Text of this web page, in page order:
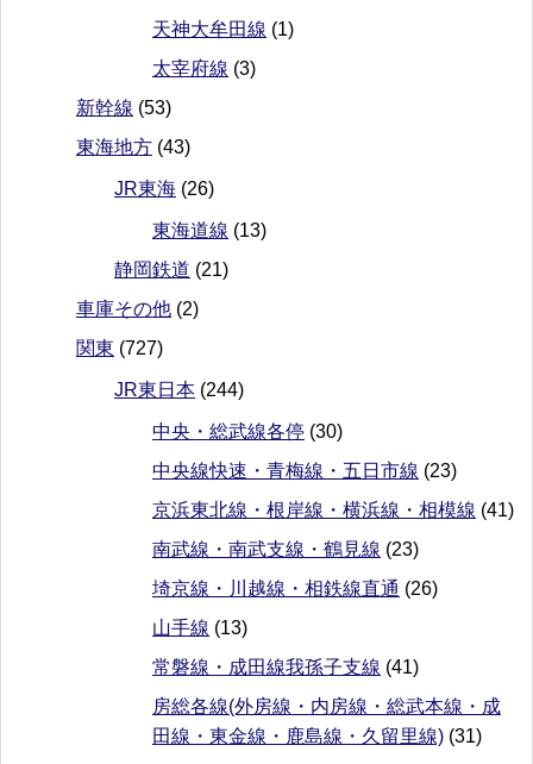
天神大牟田線 (1)
太宰府線 (3)
新幹線 (53)
東海地方 (43)
JR東海 (26)
東海道線 (13)
静岡鉄道 (21)
車庫その他 (2)
関東 (727)
JR東日本 (244)
中央・総武線各停 (30)
中央線快速・青梅線・五日市線 (23)
京浜東北線・根岸線・横浜線・相模線 (41)
南武線・南武支線・鶴見線 (23)
埼京線・川越線・相鉄線直通 (26)
山手線 (13)
常磐線・成田線我孫子支線 (41)
房総各線(外房線・内房線・総武本線・成
田線・東金線・鹿島線・久留里線) (31)